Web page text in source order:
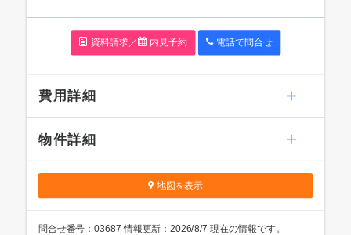
資料請求／ 内見予約 電話で問合せ
費用詳細
物件詳細
地図を表示
問合せ番号：03687 情報更新：2026/8/7 現在の情報です。